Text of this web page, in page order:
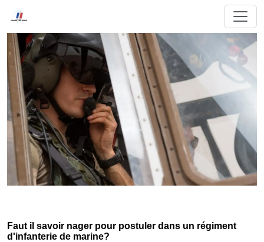
Faut il savoir nager pour postuler dans un régiment
d'infanterie de marine?